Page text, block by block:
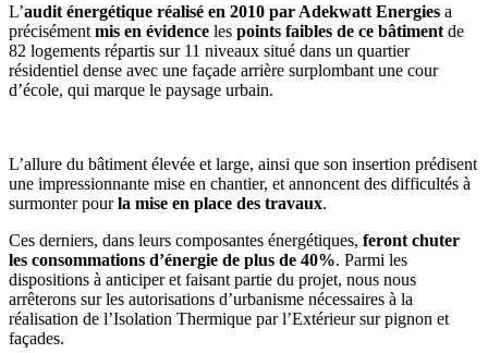
L’audit énergétique réalisé en 2010 par Adekwatt Energies a
précisément mis en évidence les points faibles de ce bâtiment de
82 logements répartis sur 11 niveaux situé dans un quartier
résidentiel dense avec une façade arrière surplombant une cour
d’école, qui marque le paysage urbain.
L’allure du bâtiment élevée et large, ainsi que son insertion prédisent
une impressionnante mise en chantier, et annoncent des difficultés à
surmonter pourla mise en place des travaux.
Ces derniers, dans leurs composantes énergétiques, feront chuter
les consommations d’énergie de plus de 40%. Parmi les
dispositions à anticiper et faisant partie du projet, nous nous
arrêterons sur les autorisations d’urbanisme nécessaires à la
réalisation de l’Isolation Thermique par l’Extérieur sur pignon et
façades.